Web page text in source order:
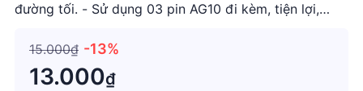
đường tối. - Sử dụng 03 pin AG10 đi kèm, tiện lợi,
chuyển dưới trời mưa, đường ngập nước, khi rửa xe…
- Thiết k
15.000₫ -13%
13.000₫